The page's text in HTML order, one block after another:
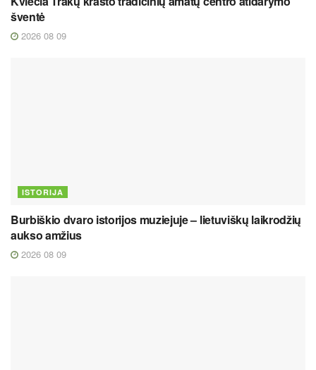
šventė
2026 08 09
ISTORIJA
Burbiškio dvaro istorijos muziejuje – lietuviškų laikrodžių
aukso amžius
2026 08 09